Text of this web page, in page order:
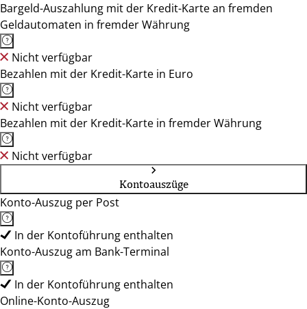
Bargeld-Auszahlung mit der Kredit-Karte an fremden
Geldautomaten in fremder Währung
Nicht verfügbar
Bezahlen mit der Kredit-Karte in Euro
Nicht verfügbar
Bezahlen mit der Kredit-Karte in fremder Währung
Nicht verfügbar
Kontoauszüge
Konto-Auszug per Post
In der Kontoführung enthalten
Konto-Auszug am Bank-Terminal
In der Kontoführung enthalten
Online-Konto-Auszug